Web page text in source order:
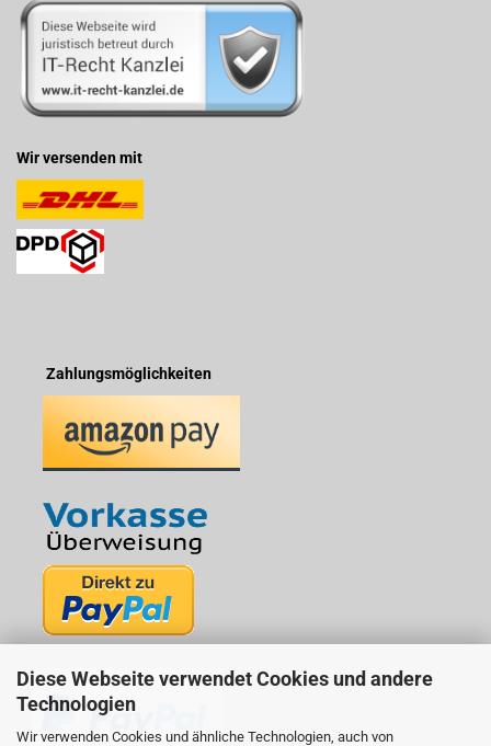
Diese Webseite verwendet Cookies und andere
Technologien
Wir verwenden Cookies und ähnliche Technologien, auch von
Wir versenden mit
Zahlungsmöglichkeiten